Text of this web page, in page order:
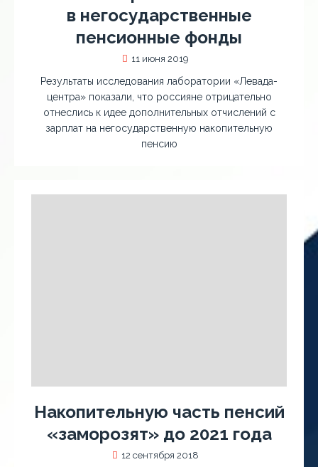
в негосударственные
пенсионные фонды
11 июня 2019
Результаты исследования лаборатории «Левада-
центра» показали, что россияне отрицательно
отнеслись к идее дополнительных отчислений с
зарплат на негосударственную накопительную
пенсию
Накопительную часть пенсий
«заморозят» до 2021 года
12 сентября 2018